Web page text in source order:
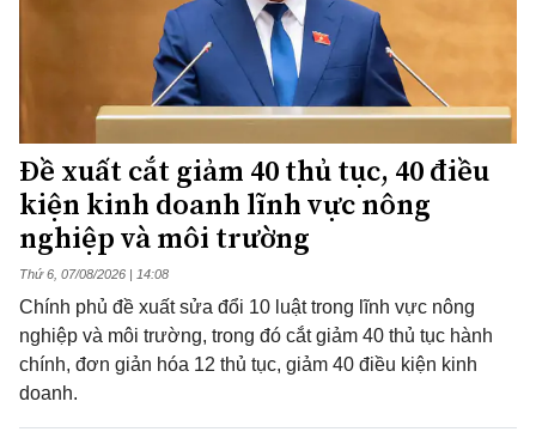
Đề xuất cắt giảm 40 thủ tục, 40 điều
kiện kinh doanh lĩnh vực nông
nghiệp và môi trường
Thứ 6, 07/08/2026 | 14:08
Chính phủ đề xuất sửa đổi 10 luật trong lĩnh vực nông
nghiệp và môi trường, trong đó cắt giảm 40 thủ tục hành
chính, đơn giản hóa 12 thủ tục, giảm 40 điều kiện kinh
doanh.